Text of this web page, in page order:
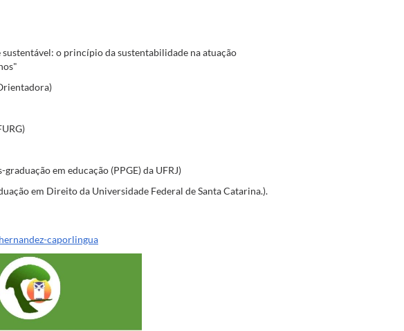
o princípio da sustentabilidade na atuação
em educação (PPGE) da UFRJ)
em Direito da Universidade Federal de Santa Catarina.).
caporlingua